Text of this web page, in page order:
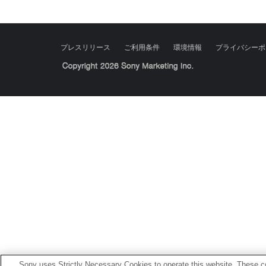
プレスリリース ご利用条件 環境情報 プライバシー
Sony Corporation, Sony Marketing Inc.